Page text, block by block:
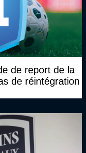
de report de la
de réintégration